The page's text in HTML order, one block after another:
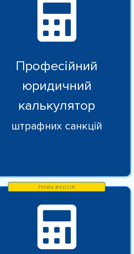
Професійний
юридичний
калькулятор
штрафних санкцій